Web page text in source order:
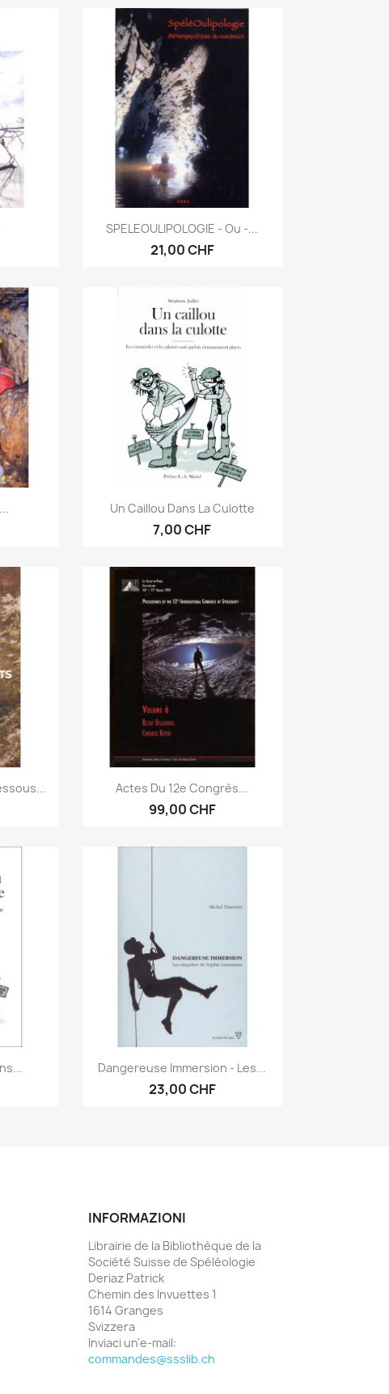
Anteprima
SPELEOULIPOLOGIE - Ou -...
21,00 CHF
Anteprima
Un Caillou Dans La Culotte
7,00 CHF
Anteprima
Actes Du 12e Congrès...
99,00 CHF
Anteprima
Dangereuse Immersion - Les...
23,00 CHF
INFORMAZIONI
Librairie de la Bibliothèque de la
Société Suisse de Spéléologie
Deriaz Patrick
Chemin des Invuettes 1
1614 Granges
Svizzera
Inviaci un'e-mail:
commandes@ssslib.ch